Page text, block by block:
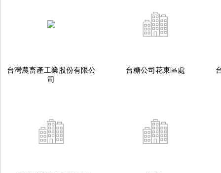
台灣農畜產工業股份有限公
司
台糖公司花東區處